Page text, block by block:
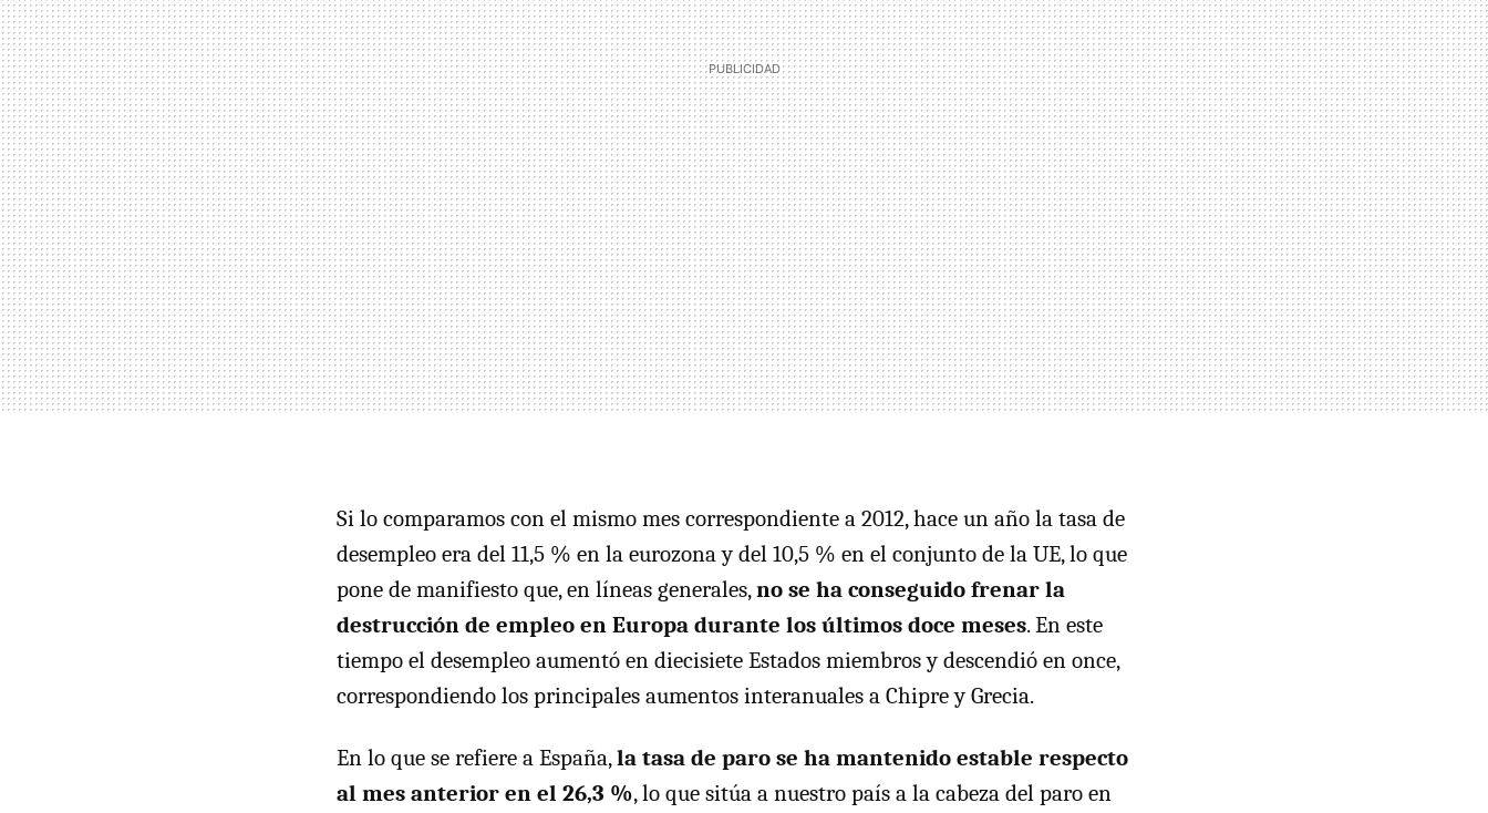
Si lo comparamos con el mismo mes correspondiente a 2012, hace un año la tasa de
desempleo era del 11,5 % en la eurozona y del 10,5 % en el conjunto de la UE, lo que
pone de manifiesto que, en líneas generales,no se ha conseguido frenar la
destrucción de empleo en Europa durante los últimos doce meses. En este
tiempo el desempleo aumentó en diecisiete Estados miembros y descendió en once,
correspondiendo los principales aumentos interanuales a Chipre y Grecia.
En lo que se refiere a España,la tasa de paro se ha mantenido estable respecto
al mes anterior en el 26,3 %, lo que sitúa a nuestro país a la cabeza del paro en